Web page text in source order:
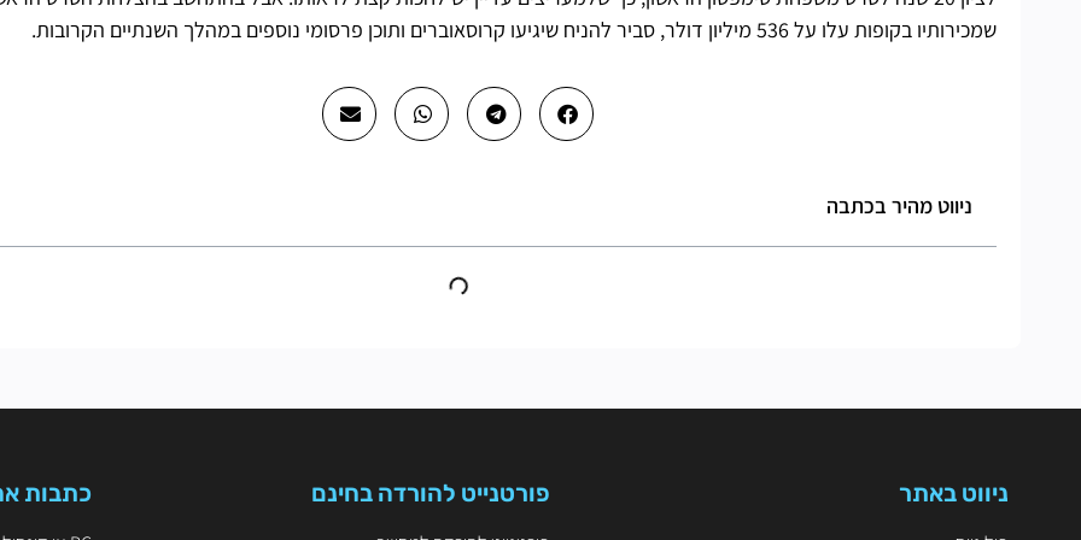
שמכירותיו בקופות עלו על 536 מיליון דולר, סביר להניח שיגיעו קרוסאוברים ותוכן פרסומי נוספים במהלך השנתיים הקרובות.
ניווט מהיר בכתבה
ניווט באתר פורטנייט להורדה בחינם כתבות